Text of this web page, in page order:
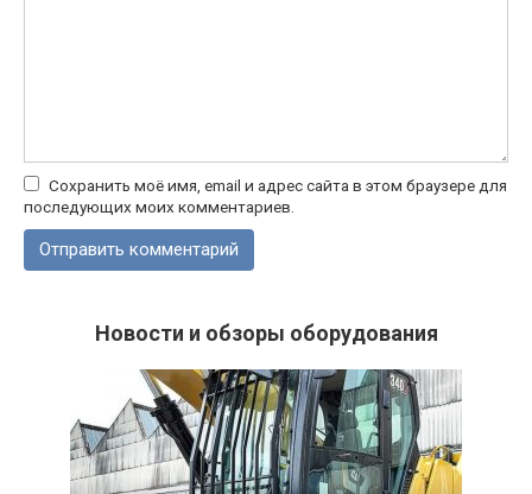
Сохранить моё имя, email и адрес сайта в этом браузере для
последующих моих комментариев.
Новости и обзоры оборудования